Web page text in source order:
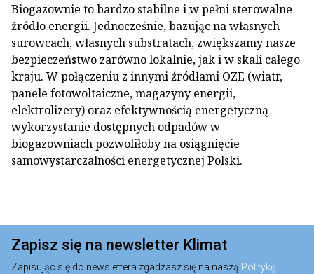
Biogazownie to bardzo stabilne i w pełni sterowalne
źródło energii. Jednocześnie, bazując na własnych
surowcach, własnych substratach, zwiększamy nasze
bezpieczeństwo zarówno lokalnie, jak i w skali całego
kraju. W połączeniu z innymi źródłami OZE (wiatr,
panele fotowoltaiczne, magazyny energii,
elektrolizery) oraz efektywnością energetyczną
wykorzystanie dostępnych odpadów w
biogazowniach pozwoliłoby na osiągnięcie
samowystarczalności energetycznej Polski.
Zapisz się na newsletter Klimat
Zapisując się do newslettera zgadzasz się na naszą Politykę